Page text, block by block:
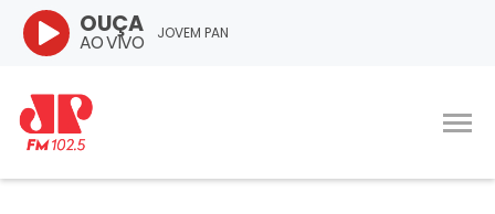
JOVEM PAN
OUÇA
AO VIVO